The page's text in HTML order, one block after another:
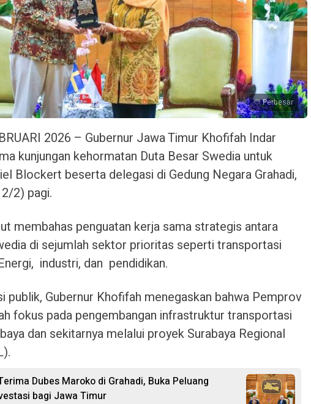
Perbesar
2026 – Gubernur Jawa Timur Khofifah Indar
kunjungan kehormatan Duta Besar Swedia untuk
Blockert beserta delegasi di Gedung Negara Grahadi,
2) pagi.
membahas penguatan kerja sama strategis antara
di sejumlah sektor prioritas seperti transportasi
industri, dan pendidikan.
publik, Gubernur Khofifah menegaskan bahwa Pemprov
fokus pada pengembangan infrastruktur transportasi
dan sekitarnya melalui proyek Surabaya Regional
Dubes Maroko di Grahadi, Buka Peluang
bagi Jawa Timur